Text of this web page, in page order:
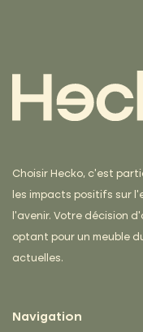
Choisir Hecko, c’est
les impacts positifs sur
l’avenir. Votre décision
optant pour un meuble
actuelles.
Navigation